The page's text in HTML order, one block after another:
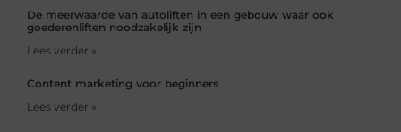
De meerwaarde van autoliften in een gebouw waar ook
goederenliften noodzakelijk zijn
Lees verder »
Content marketing voor beginners
Lees verder »